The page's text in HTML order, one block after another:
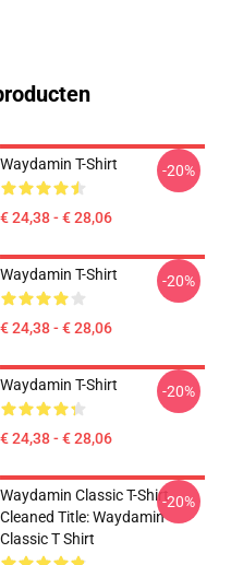
Waydamin T-Shirt
€ 24,38 - € 28,06
-20%
Waydamin T-Shirt
€ 24,38 - € 28,06
-20%
Waydamin T-Shirt
€ 24,38 - € 28,06
-20%
Waydamin Classic T-Shirt
Cleaned Title: Waydamin
Classic T Shirt
-20%